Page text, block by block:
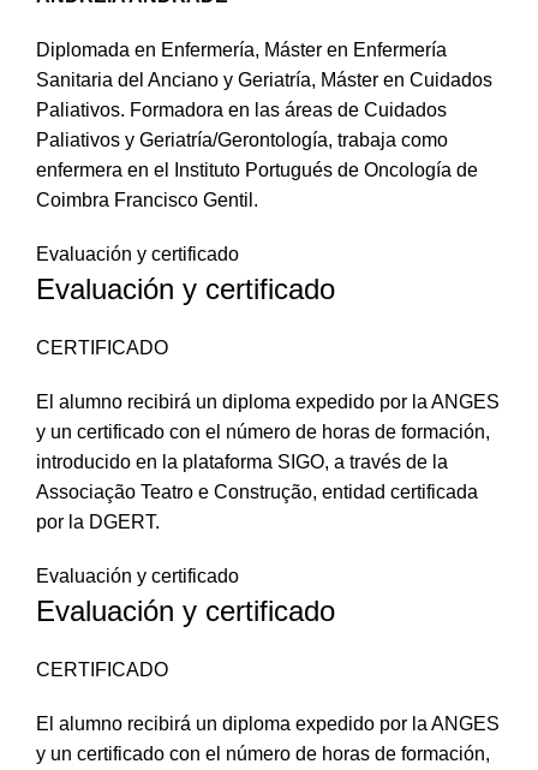
Diplomada en Enfermería, Máster en Enfermería
Sanitaria del Anciano y Geriatría, Máster en Cuidados
Paliativos. Formadora en las áreas de Cuidados
Paliativos y Geriatría/Gerontología, trabaja como
enfermera en el Instituto Portugués de Oncología de
Coimbra Francisco Gentil.
Evaluación y certificado
Evaluación y certificado
CERTIFICADO
El alumno recibirá un diploma expedido por la ANGES
y un certificado con el número de horas de formación,
introducido en la plataforma SIGO, a través de la
Associação Teatro e Construção, entidad certificada
por la DGERT.
Evaluación y certificado
Evaluación y certificado
CERTIFICADO
El alumno recibirá un diploma expedido por la ANGES
y un certificado con el número de horas de formación,